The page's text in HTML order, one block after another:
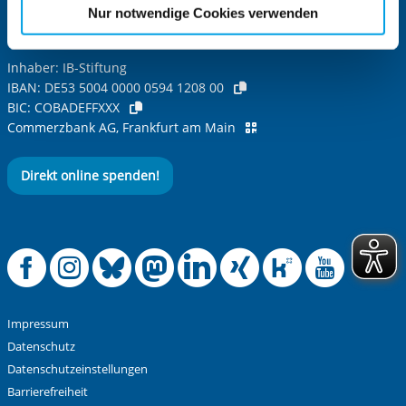
Cookies, die erforderlich zur Bereitstellung der von Ihnen
aufgerufenen und somit gewünschten Website-
Funktionen sind. Diese Cookies setzen wir aufgrund
berechtigter Interessen und daher unabhängig von einer
Einwilligung.
Nur notwendige Cookies verwenden
Spendenkonto
Inhaber: IB-Stiftung
IBAN: DE53 5004 0000 0594 1208 00
BIC: COBADEFFXXX
Commerzbank AG, Frankfurt am Main
Direkt online spenden!
Offizielle
Offizielle
Offizielle
Offizielle
Offizielle
Impressum
Datenschutz
Datenschutzeinstellungen
Barrierefreiheit